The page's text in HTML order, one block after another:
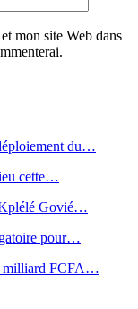
mon site Web dans
du…
cette…
Kplélé Govié…
pour…
milliard FCFA…